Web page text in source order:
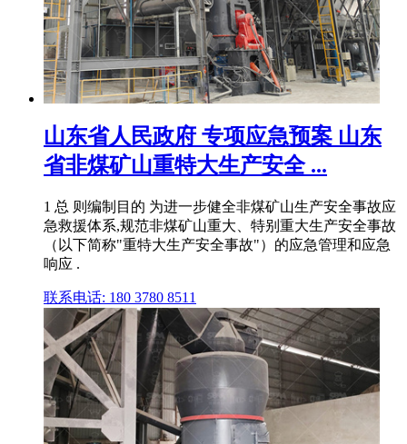
山东省人民政府 专项应急预案 山东
省非煤矿山重特大生产安全 ...
1 总 则编制目的 为进一步健全非煤矿山生产安全事故应
急救援体系,规范非煤矿山重大、特别重大生产安全事故
（以下简称"重特大生产安全事故"）的应急管理和应急
响应 .
联系电话: 180 3780 8511